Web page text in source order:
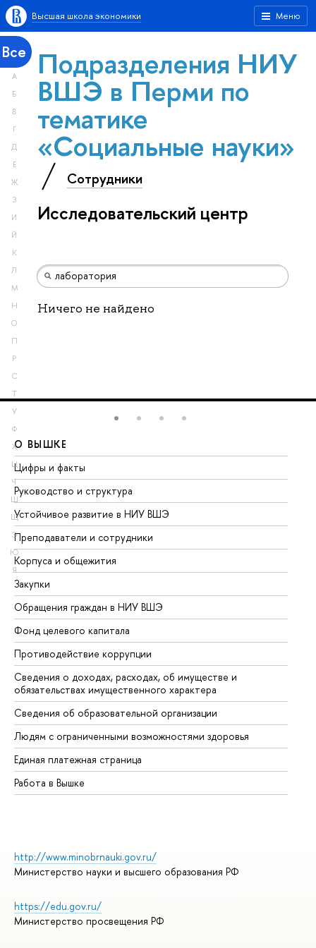
Меню
Высшая школа экономики
Все
А
Б
В
Г
Д
Е
Ж
З
И
Й
К
Л
М
Н
О
П
Р
С
Т
У
Ф
Х
Ц
Ч
Ш
Щ
Э
Ю
Я
Подразделения НИУ
ВШЭ в Перми по
тематике
«Социальные науки»
Сотрудники
Исследовательский центр
Ничего не найдено
О ВЫШКЕ
Цифры и факты
Руководство и структура
Устойчивое развитие в НИУ ВШЭ
Преподаватели и сотрудники
Корпуса и общежития
Закупки
Обращения граждан в НИУ ВШЭ
Фонд целевого капитала
Противодействие коррупции
Сведения о доходах, расходах, об имуществе и
обязательствах имущественного характера
Сведения об образовательной организации
Людям с ограниченными возможностями здоровья
Единая платежная страница
Работа в Вышке
http://www.minobrnauki.gov.ru/
Министерство науки и высшего образования РФ
https://edu.gov.ru/
Министерство просвещения РФ